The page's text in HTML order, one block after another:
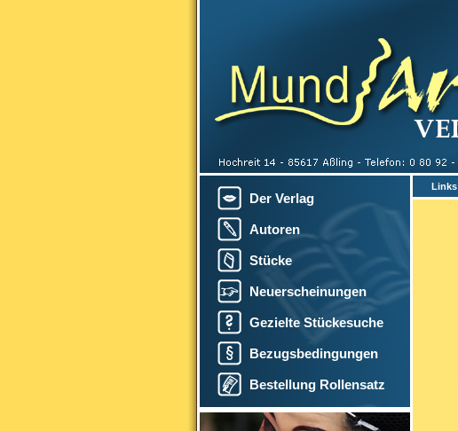
Der Verlag
Autoren
Stücke
Neuerscheinungen
Gezielte Stückesuche
Bezugsbedingungen
Bestellung Rollensatz
Links